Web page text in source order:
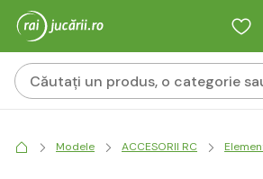
Modele ACCESORII RC